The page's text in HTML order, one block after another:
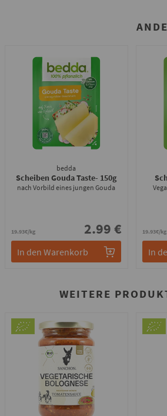
bedda
Scheiben Gouda Taste- 150g
nach Vorbild eines jungen Gouda
19.93€/kg 2.99 €
In den Warenkorb
19.93€/kg
In
WEITERE